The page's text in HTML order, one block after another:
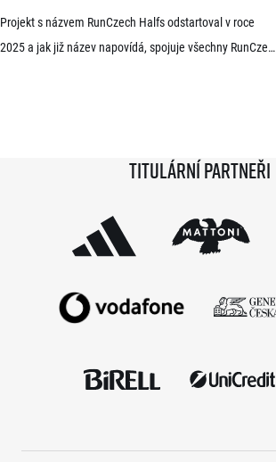
Projekt s názvem RunCzech Halfs odstartoval v roce
2025 a jak již název napovídá, spojuje všechny RunCzech
sezónu a od startu tak uběhlo teprve 18 měsíců,
Titulární partneři